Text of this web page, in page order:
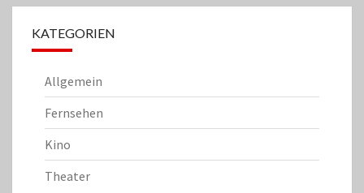
KATEGORIEN
Allgemein
Fernsehen
Kino
Theater